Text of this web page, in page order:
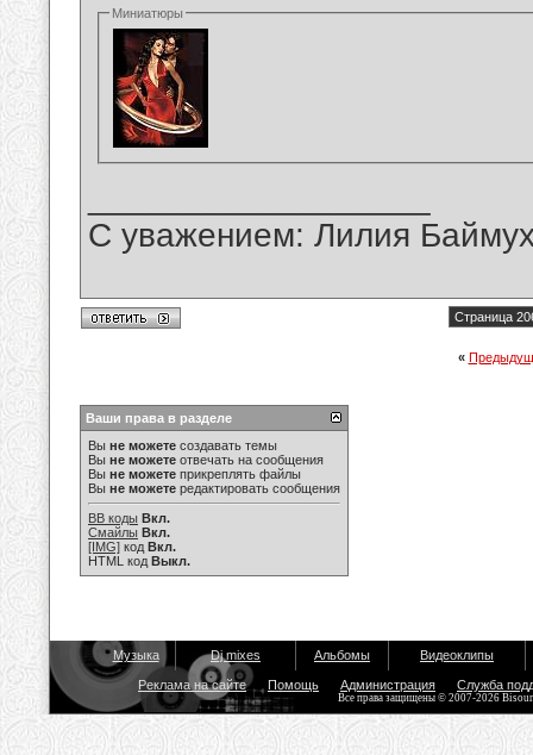
Миниатюры
С уважением: Лилия
Страница
«
Ваши права в разделе
Вы не можете создавать темы
Вы не можете отвечать на сообщения
Вы не можете прикреплять файлы
Вы не можете редактировать сообщения
BB коды Вкл.
Смайлы Вкл.
[IMG] код Вкл.
HTML код Выкл.
Музыка Dj mixes Альбомы Видеоклипы
Реклама на сайте Помощь Администрация Служба
Все права защищены © 2007-2026